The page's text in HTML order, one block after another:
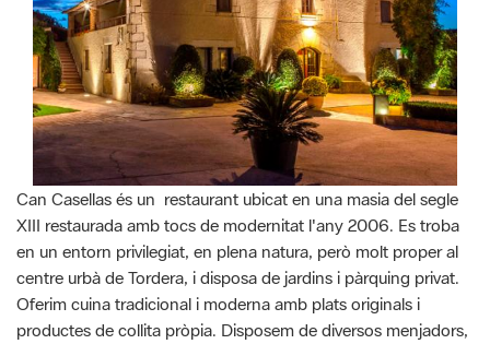
Can Casellas és un restaurant ubicat en una masia del segle
XIII restaurada amb tocs de modernitat l'any 2006. Es troba
en un entorn privilegiat, en plena natura, però molt proper al
centre urbà de Tordera, i disposa de jardins i pàrquing privat.
Oferim cuina tradicional i moderna amb plats originals i
productes de collita pròpia. Disposem de diversos menjadors,